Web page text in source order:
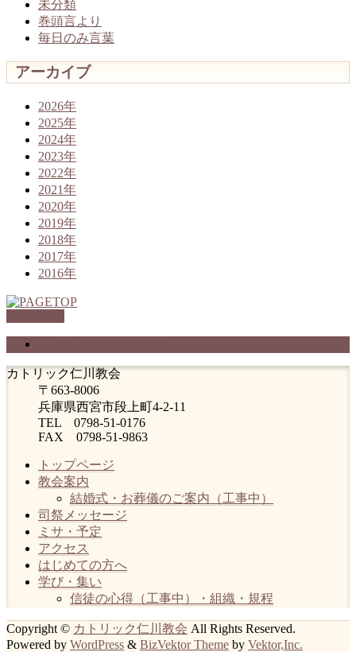
未分類
巻頭言より
毎日のみ言葉
アーカイブ
2026年
2025年
2024年
2023年
2022年
2021年
2020年
2019年
2018年
2017年
2016年
カトリック仁川教会
〒663-8006
兵庫県西宮市段上町4-2-11
TEL 0798-51-0176
FAX 0798-51-9863
トップページ
教会案内
結婚式・お葬儀のご案内（工事中）
司祭メッセージ
ミサ・予定
アクセス
はじめての方へ
学び・集い
信徒の心得（工事中）・組織・規程
Copyright © カトリック仁川教会 All Rights Reserved.
Powered by WordPress & BizVektor Theme by Vektor,Inc.